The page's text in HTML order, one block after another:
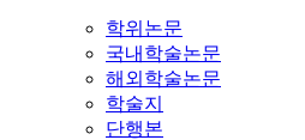
학위논문
국내학술논문
해외학술논문
학술지
단행본